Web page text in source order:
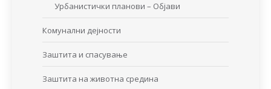
Урбанистички планови – Објави
Комунални дејности
Заштита и спасување
Заштита на животна средина